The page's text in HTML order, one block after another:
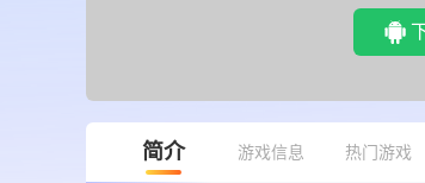
简介 游戏信息 热门游戏